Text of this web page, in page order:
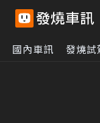
國內車訊 發燒試